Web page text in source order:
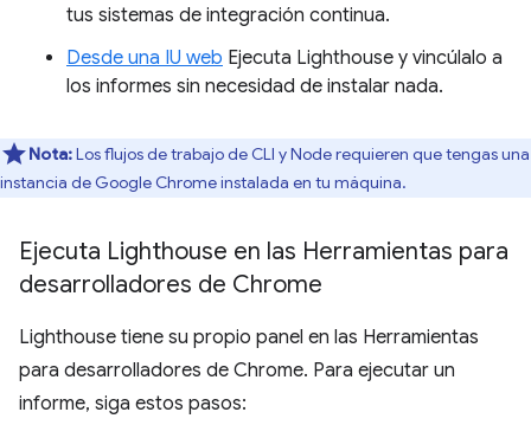
tus sistemas de integración continua.
Desde una IU web Ejecuta Lighthouse y vincúlalo a
los informes sin necesidad de instalar nada.
Nota:Los flujos de trabajo de CLI y Node requieren que tengas una
instancia de Google Chrome instalada en tu máquina.
Ejecuta Lighthouse en las Herramientas para
desarrolladores de Chrome
Lighthouse tiene su propio panel en las Herramientas
para desarrolladores de Chrome. Para ejecutar un
informe, siga estos pasos: